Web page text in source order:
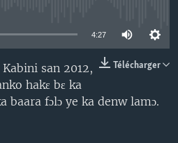
4:27
Télécharger
san 2012,
hakɛ bɛ ka
baara fɔlɔ ye ka denw lamɔ.